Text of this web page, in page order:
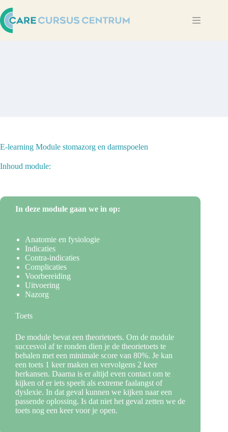
naar
de
inhoud
E-learning Module stomazorg en darmspoelen
Inhoud module:
In deze module gaan we in op:
Anatomie en fysiologie
Indicaties
Contra-indicaties
Complicaties
Voorbereiding
Uitvoering
Nazorg
Toets
De module bevat een theorietoets. Om de module
succesvol af te ronden dien je de theorietoets te
behalen met een minimale score van 80%. Je kan
een toets 1 keer maken en vervolgens 2 keer
herkansen. Daarna is er altijd even contact om te
kijken of er iets speelt als extreme faalangst of
dyslexie. In dat geval kunnen we kijken naar een
passende oplossing. Is dat niet het geval zetten we de
toets nog een keer voor je open.